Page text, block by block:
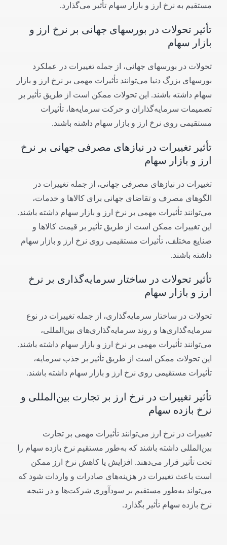
مستقیم به نرخ ارز و بازار سهام تأثیر می‌گذارد.
تأثیر تحولات در بورسهای جهانی بر نرخ ارز و
بازار سهام
تحولات در بورسهای جهانی، از جمله تغییرات در عملکرد
بورسهای بزرگ دنیا می‌توانند تأثیرات مهمی بر نرخ ارز و بازار
سهام داشته باشند. این تحولات ممکن است از طریق تأثیر بر
تصمیمات سرمایه‌گذاران و حرکت سرمایه‌ها، تأثیرات
مستقیمی روی نرخ ارز و بازار سهام داشته باشند.
تأثیر تغییرات در نیازهای مصرفی جهانی بر نرخ
ارز و بازار سهام
تغییرات در نیازهای مصرفی جهانی، از جمله تغییرات در
الگوهای مصرف و تقاضای جهانی برای کالاها و خدمات،
می‌توانند تأثیرات مهمی بر نرخ ارز و بازار سهام داشته باشند.
این تغییرات ممکن است از طریق تأثیر بر قیمت کالاها و
صنایع مختلف، تأثیرات مستقیمی روی نرخ ارز و بازار سهام
داشته باشند.
تأثیر تحولات در ساختار سرمایه‌گذاری بر نرخ
ارز و بازار سهام
تحولات در ساختار سرمایه‌گذاری، از جمله تغییرات در نوع
سرمایه‌گذاری‌ها و روند سرمایه‌گذاری‌های بین‌المللی،
می‌توانند تأثیرات مهمی بر نرخ ارز و بازار سهام داشته باشند.
این تحولات ممکن است از طریق تأثیر بر جذب سرمایه،
تأثیرات مستقیمی روی نرخ ارز و بازار سهام داشته باشند.
تأثیر تغییرات در نرخ ارز بر تجارت بین‌المللی و
نرخ بازده سهام
تغییرات در نرخ ارز می‌توانند تأثیرات مهمی بر تجارت
بین‌المللی داشته باشند که به‌طور مستقیم نرخ بازده سهام را
تحت تأثیر قرار می‌دهند. افزایش یا کاهش نرخ ارز ممکن
است باعث تغییرات در هزینه‌های صادرات و واردات شود که
می‌تواند به‌طور مستقیم بر سودآوری شرکت‌ها و در نتیجه
نرخ بازده سهام تأثیر بگذارد.